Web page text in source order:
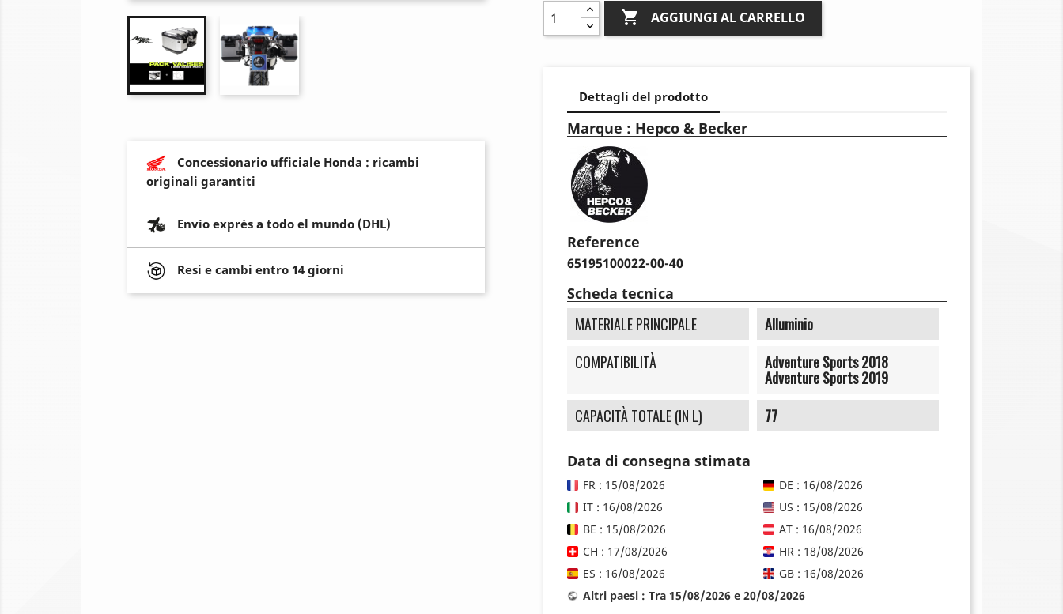
Concessionario ufficiale Honda : ricambi
originali garantiti
Envío exprés a todo el mundo (DHL)
Resi e cambi entro 14 giorni
 AGGIUNGI AL CARRELLO
Dettagli del prodotto
Marque : Hepco & Becker
Reference
65195100022-00-40
Scheda tecnica
MATERIALE PRINCIPALE
Alluminio
COMPATIBILITÀ
Adventure Sports 2018
Adventure Sports 2019
CAPACITÀ TOTALE (IN L)
77
Data di consegna stimata
FR : 15/08/2026
DE : 16/08/2026
IT : 16/08/2026
US : 15/08/2026
BE : 15/08/2026
AT : 16/08/2026
CH : 17/08/2026
HR : 18/08/2026
ES : 16/08/2026
GB : 16/08/2026
Altri paesi : Tra 15/08/2026 e 20/08/2026